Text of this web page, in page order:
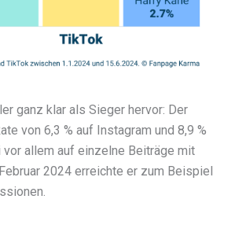
ganz klar als Sieger hervor: Der
von 6,3 % auf Instagram und 8,9 %
allem auf einzelne Beiträge mit
2024 erreichte er zum Beispiel